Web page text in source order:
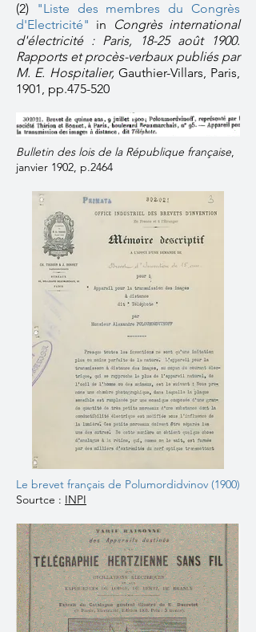
(2)
"Liste des membres du Congrès
d'Electricité" in
Congrès international
d'électricité : Paris, 18-25 août 1900.
Rapports et procès-verbaux publiés par
M. E. Hospitalier, Gauthier-Villars, Paris,
1901, pp.475-520
Bulletin des lois de la République française,
janvier 1902, p.2464
Le brevet français de Polumordidvinov (1900)
Sourtce : INPI